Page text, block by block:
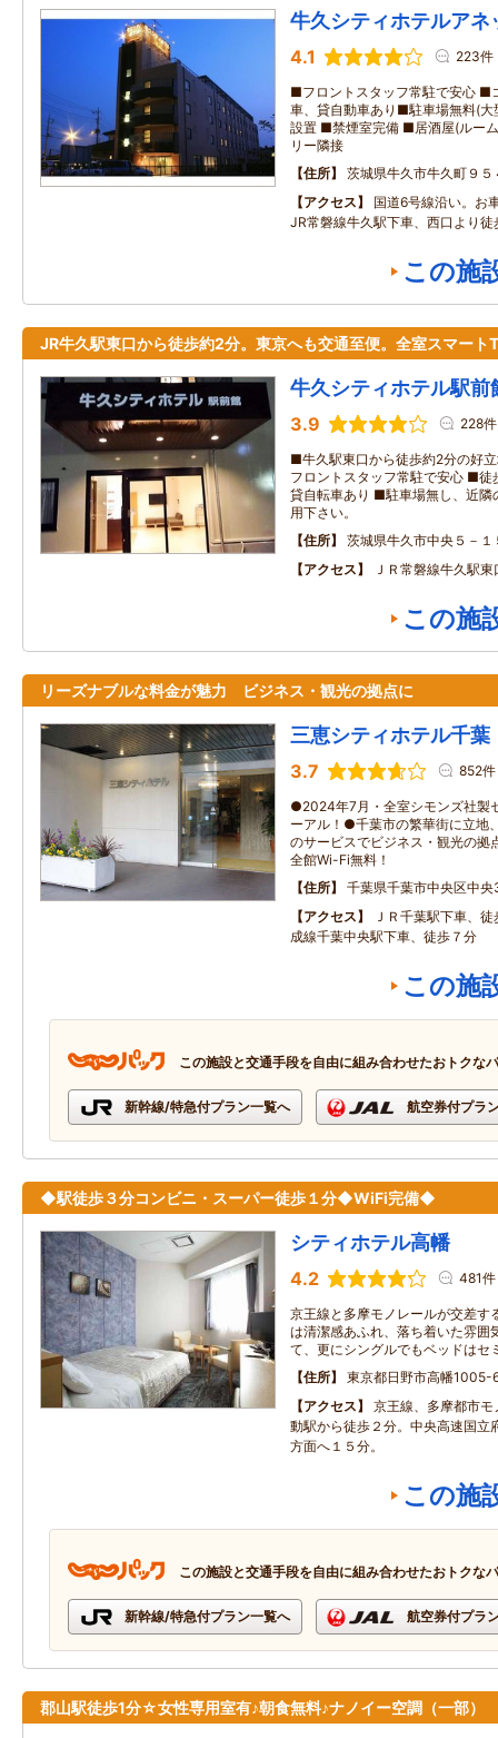
牛久シティホテルアネ
4.1 223件
■フロントスタッフ常駐で安心 ■
車、貸自動車あり■駐車場無料(
設置 ■禁煙室完備 ■居酒屋(ルー
リー隣接
住所
茨城県牛久市牛久町９５
アクセス
国道6号線沿い。お
JR常磐線牛久駅下車、西口より
この施
JR牛久駅東口から徒歩約2分。東京へも交通至便。全室スマート
牛久シティホテル駅前
3.9 228件
■牛久駅東口から徒歩約2分の好
フロントスタッフ常駐で安心 ■
貸自転車あり ■駐車場無し、近隣
用下さい。
住所
茨城県牛久市中央５－１
アクセス
ＪＲ常磐線牛久駅
この施
リーズナブルな料金が魅力 ビジネス・観光の拠点に
三恵シティホテル千葉
3.7 852件
●2024年7月・全室シモンズ社製
ーアル！●千葉市の繁華街に立地
のサービスでビジネス・観光の拠
全館Wi-Fi無料！
住所
千葉県千葉市中央区中
アクセス
ＪＲ千葉駅下車、
成線千葉中央駅下車、徒歩７分
この施
この施設と交通手段を自由に組み合わせたおトクな
新幹線/特急付プラン一覧へ 航空券付プラ
◆駅徒歩３分コンビニ・スーパー徒歩１分◆WiFi完備◆
シティホテル高幡
4.2 481件
京王線と多摩モノレールが交差す
は清潔感あふれ、落ち着いた雰囲
て、更にシングルでもベッドはセ
住所
東京都日野市高幡1005-
アクセス
京王線、多摩都市
動駅から徒歩２分。中央高速国立
方面へ１５分。
この施
この施設と交通手段を自由に組み合わせたおトクな
新幹線/特急付プラン一覧へ 航空券付プラ
郡山駅徒歩1分☆女性専用室有♪朝食無料♪ナノイー空調（一部）